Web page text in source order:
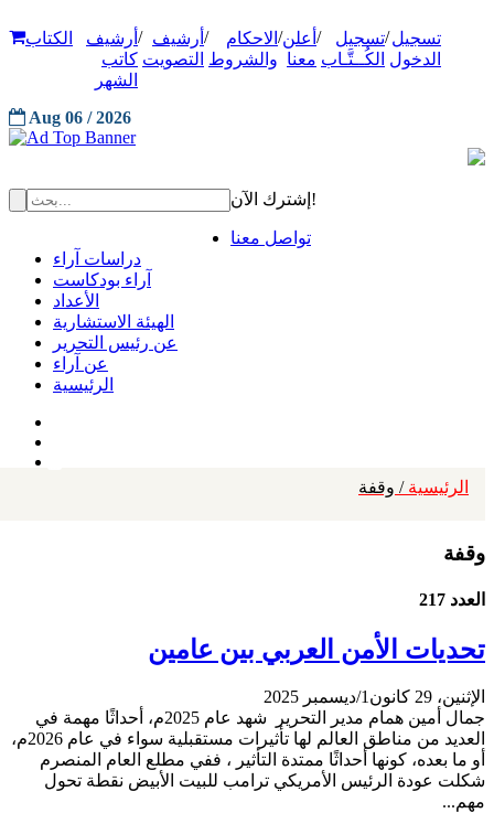
تسجيل
الدخول
/تسجيل
الكُــتَّـاب
/ أعلن
معنا
/ الاحكام
والشروط
/ أرشيف
التصويت
/ أرشيف
كاتب
الشهر
الكتاب
Aug 06 / 2026
إشترك الآن!
تواصل معنا
دراسات آراء
آراء بودكاست
الأعداد
الهيئة الاستشارية
عن رئيس التحرير
عن آراء
الرئيسية
الرئيسية / وقفة
وقفة
العدد 217
تحديات الأمن العربي بين عامين
الإثنين، 29 كانون1/ديسمبر 2025
جمال أمين همام مدير التحرير شهد عام 2025م، أحداثًا مهمة في
العديد من مناطق العالم لها تأثيرات مستقبلية سواء في عام 2026م،
أو ما بعده، كونها أحداثًا ممتدة التأثير ، ففي مطلع العام المنصرم
شكلت عودة الرئيس الأمريكي ترامب للبيت الأبيض نقطة تحول
مهم...